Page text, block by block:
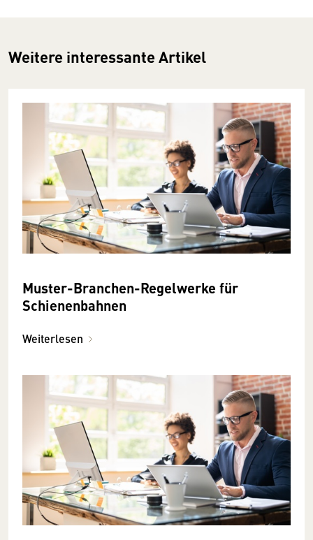
Weitere interessante Artikel
Muster-Branchen-Regelwerke für
Schienenbahnen
Weiterlesen